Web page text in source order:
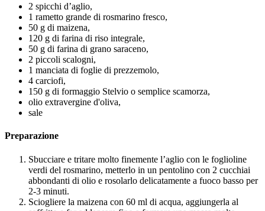
2 spicchi d’aglio,
1 rametto grande di rosmarino fresco,
50 g di maizena,
120 g di farina di riso integrale,
50 g di farina di grano saraceno,
2 piccoli scalogni,
1 manciata di foglie di prezzemolo,
4 carciofi,
150 g di formaggio Stelvio o semplice scamorza,
olio extravergine d'oliva,
sale
Preparazione
Sbucciare e tritare molto finemente l’aglio con le foglioline
verdi del rosmarino, metterlo in un pentolino con 2 cucchiai
abbondanti di olio e rosolarlo delicatamente a fuoco basso per
2-3 minuti.
Sciogliere la maizena con 60 ml di acqua, aggiungerla al